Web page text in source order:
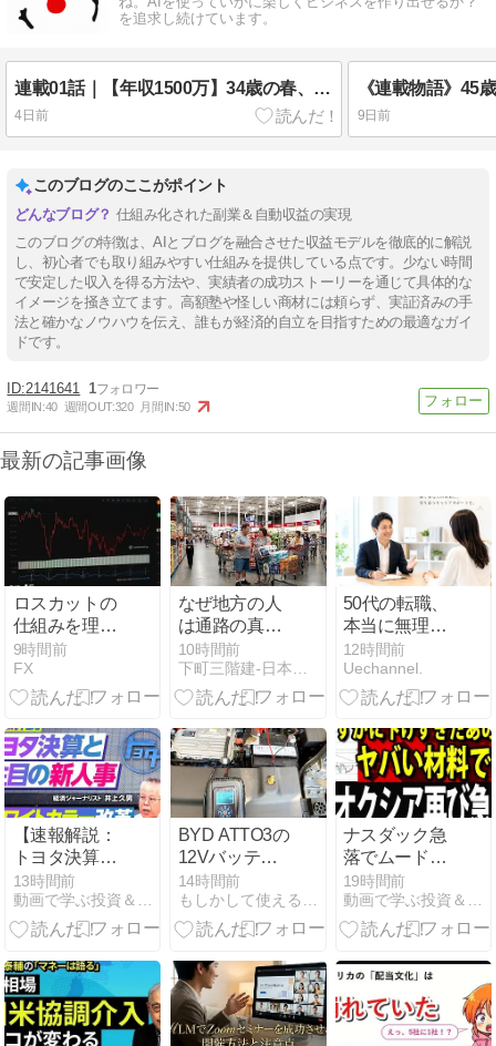
を追求し続けています。
連載01話｜【年収1500万】34歳の春、外資系企業で人生最大の挫折！私は全てを失った。
4日前 9日前
このブログのここがポイント
仕組み化された副業＆自動収益の実現
このブログの特徴は、AIとブログを融合させた収益モデルを徹底的に解説
し、初心者でも取り組みやすい仕組みを提供している点です。少ない時間
で安定した収入を得る方法や、実績者の成功ストーリーを通じて具体的な
イメージを掻き立てます。高額塾や怪しい商材には頼らず、実証済みの手
法と確かなノウハウを伝え、誰もが経済的自立を目指すための最適なガイ
ドです。
2141641 1
週間IN:40 週間OUT:320 月間IN:50
最新の記事画像
ロスカットの
仕組みを理解
する：FX取引
における自動
決済制度
9時間前
FX
なぜ地方の人
は通路の真ん
中に立つのか
10時間前
50代の転職、
本当に無理な
のか検証
12時間前
Uechannel.
【速報解説：
トヨタ決算と
注目の新人
事】ハリブリ
ッド好調／円
とって本当に
プラスなの
か？／BRアド
ミ改革のミッ
13時間前
BYD ATTO3の
12Vバッテリ
ーをパルス充
電で延命DIY
14時間前
ナスダック急
落でムード一
変！AI半導体
株再び下落、
キオクシア
ンド転換か
19時間前